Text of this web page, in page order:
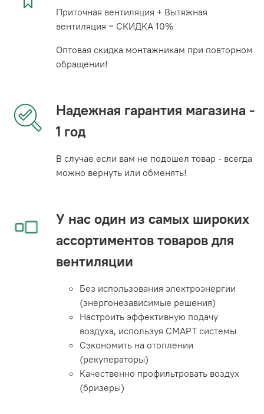
Приточная вентиляция + Вытяжная
вентиляция = СКИДКА 10%
Оптовая скидка монтажникам при повторном
обращении!
Надежная гарантия магазина -
1 год
В случае если вам не подошел товар - всегда
можно вернуть или обменять!
У нас один из самых широких
ассортиментов товаров для
вентиляции
Без использования электроэнергии
(энергонезависимые решения)
Настроить эффективную подачу
воздуха, используя СМАРТ системы
Сэкономить на отоплении
(рекуператоры)
Качественно профильтровать воздух
(бризеры)